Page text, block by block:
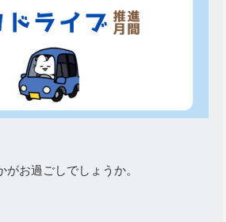
お過ごしでしょうか。